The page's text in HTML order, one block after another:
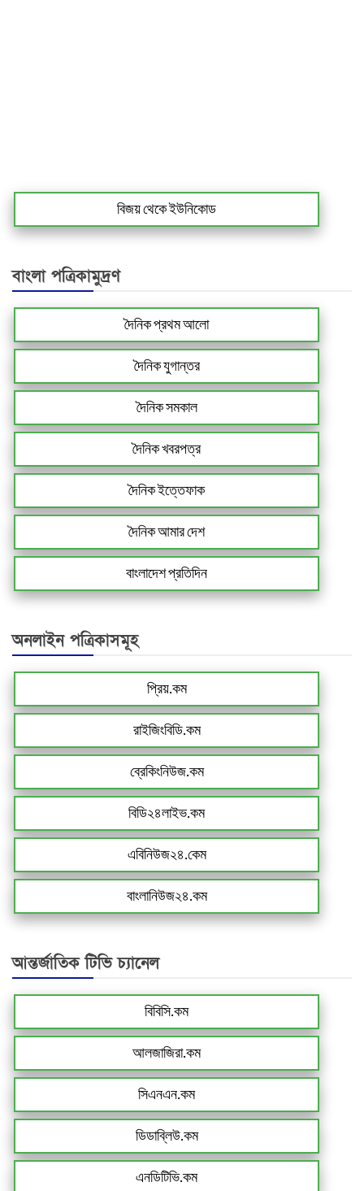
বিজয় থেকে ইউনিকোড
বাংলা পত্রিকামুদ্রণ
দৈনিক প্রথম আলো
দৈনিক যুগান্তর
দৈনিক সমকাল
দৈনিক খবরপত্র
দৈনিক ইত্তেফাক
দৈনিক আমার দেশ
বাংলাদেশ প্রতিদিন
অনলাইন পত্রিকাসমূহ
প্রিয়.কম
রাইজিংবিডি.কম
ব্রেকিংনিউজ.কম
বিডি২৪লাইভ.কম
এবিনিউজ২৪.কেম
বাংলানিউজ২৪.কম
আন্তর্জাতিক টিভি চ্যানেল
বিবিসি.কম
আলজাজিরা.কম
সিএনএন.কম
ডিডাব্লিউ.কম
এনডিটিভি.কম